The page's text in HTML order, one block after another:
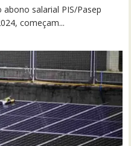
salarial PIS/Pasep
começam...